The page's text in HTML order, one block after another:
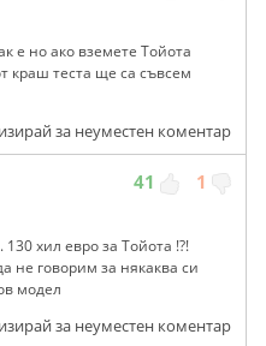
е но ако вземете Тойота
краш теста ще са съвсем
за неуместен коментар
41 1
хил евро за Тойота !?!
не говорим за някаква си
модел
за неуместен коментар